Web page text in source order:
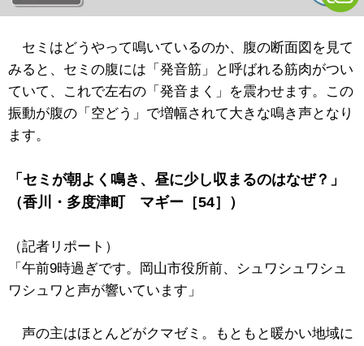
セミはどうやって鳴いているのか、腹の断面図を見て
みると、セミの腹には「発音筋」と呼ばれる筋肉がつい
ていて、これで左右の「発音まく」を震わせます。この
振動が腹の「空どう」で増幅されて大きな鳴き声となり
ます。
「セミが朝よく鳴き、昼に少し収まるのはなぜ？」
（香川・多度津町 マギー［54］）
（記者リポート）
「午前9時過ぎです。岡山市役所前、シュワシュワシュ
ワシュワと声が響いています」
声の主はほとんどがクマゼミ。もともと暖かい地域に